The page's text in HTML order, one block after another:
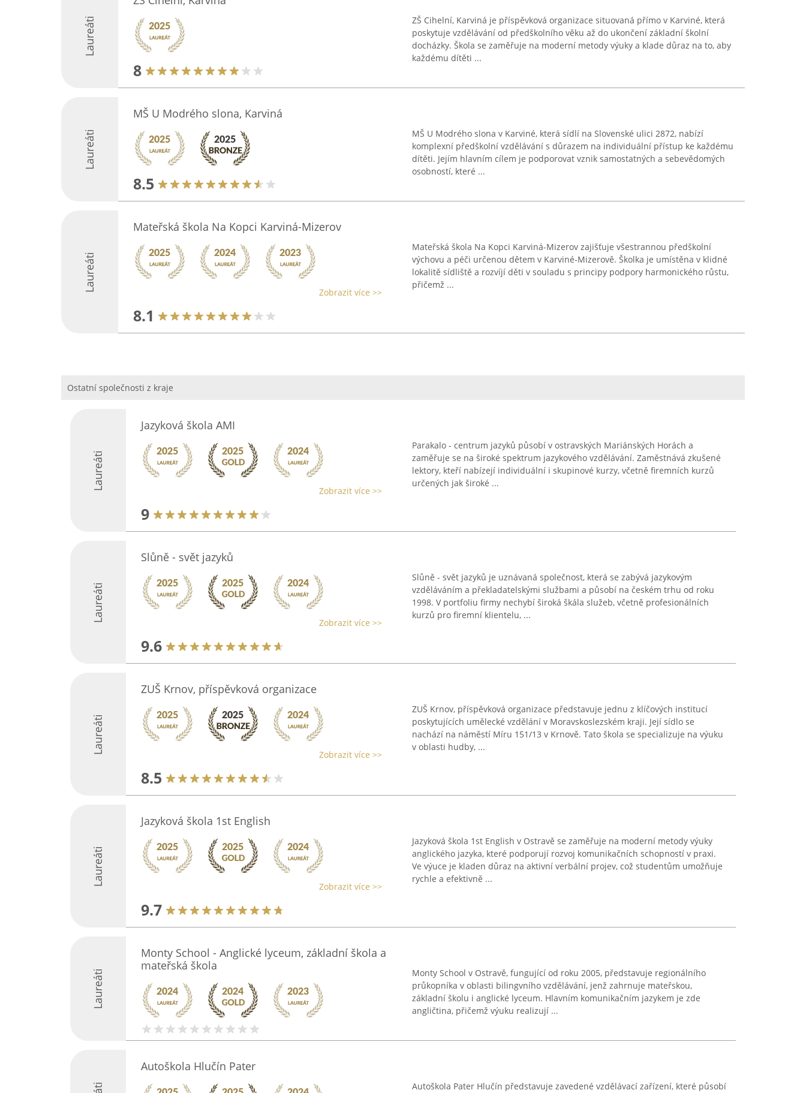
Laureáti
8
ZŠ Cihelní, Karviná je příspěvková organizace situovaná přímo v Karviné, která
poskytuje vzdělávání od předškolního věku až do ukončení základní školní
docházky. Škola se zaměřuje na moderní metody výuky a klade důraz na to, aby
každému dítěti ...
Laureáti
MŠ U Modrého slona, Karviná
8.5
MŠ U Modrého slona v Karviné, která sídlí na Slovenské ulici 2872, nabízí
komplexní předškolní vzdělávání s důrazem na individuální přístup ke každému
dítěti. Jejím hlavním cílem je podporovat vznik samostatných a sebevědomých
osobností, které ...
Laureáti
Mateřská škola Na Kopci Karviná-Mizerov
Zobrazit více >>
8.1
Mateřská škola Na Kopci Karviná-Mizerov zajišťuje všestrannou předškolní
výchovu a péči určenou dětem v Karviné-Mizerově. Školka je umístěna v klidné
lokalitě sídliště a rozvíjí děti v souladu s principy podpory harmonického růstu,
přičemž ...
Ostatní společnosti z kraje
Laureáti
Jazyková škola AMI
Zobrazit více >>
9
Parakalo - centrum jazyků působí v ostravských Mariánských Horách a
zaměřuje se na široké spektrum jazykového vzdělávání. Zaměstnává zkušené
lektory, kteří nabízejí individuální i skupinové kurzy, včetně firemních kurzů
určených jak široké ...
Laureáti
Slůně - svět jazyků
Zobrazit více >>
9.6
Slůně - svět jazyků je uznávaná společnost, která se zabývá jazykovým
vzděláváním a překladatelskými službami a působí na českém trhu od roku
1998. V portfoliu firmy nechybí široká škála služeb, včetně profesionálních
kurzů pro firemní klientelu, ...
Laureáti
ZUŠ Krnov, příspěvková organizace
Zobrazit více >>
8.5
ZUŠ Krnov, příspěvková organizace představuje jednu z klíčových institucí
poskytujících umělecké vzdělání v Moravskoslezském kraji. Její sídlo se
nachází na náměstí Míru 151/13 v Krnově. Tato škola se specializuje na výuku
v oblasti hudby, ...
Laureáti
Jazyková škola 1st English
Zobrazit více >>
9.7
Jazyková škola 1st English v Ostravě se zaměřuje na moderní metody výuky
anglického jazyka, které podporují rozvoj komunikačních schopností v praxi.
Ve výuce je kladen důraz na aktivní verbální projev, což studentům umožňuje
rychle a efektivně ...
Laureáti
Monty School - Anglické lyceum, základní škola a
mateřská škola
Monty School v Ostravě, fungující od roku 2005, představuje regionálního
průkopníka v oblasti bilingvního vzdělávání, jenž zahrnuje mateřskou,
základní školu i anglické lyceum. Hlavním komunikačním jazykem je zde
angličtina, přičemž výuku realizují ...
Autoškola Hlučín Pater
Autoškola Pater Hlučín představuje zavedené vzdělávací zařízení, které působí